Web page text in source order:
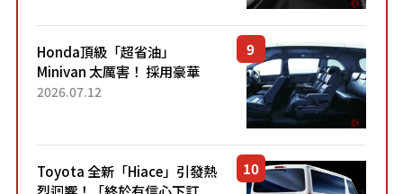
Honda頂級「超省油」
Minivan 太厲害！ 採用豪華
「真皮座椅」與專屬「黑色內
「三...
2026.07.12
Toyota 全新「Hiace」引發熱